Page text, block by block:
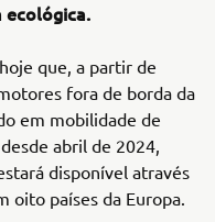
ecológica.
que, a partir de
fora de borda da
em mobilidade de
abril de 2024,
disponível através
oito países da Europa.